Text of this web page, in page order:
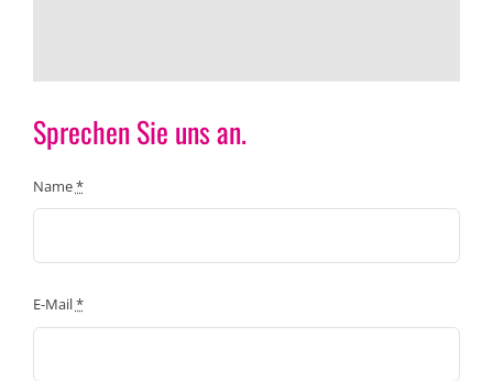
Sprechen Sie uns an.
Name*
E-Mail*